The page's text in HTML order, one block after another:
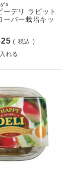
ーデリ ラビット
ーバー栽培キッ
税込
れる